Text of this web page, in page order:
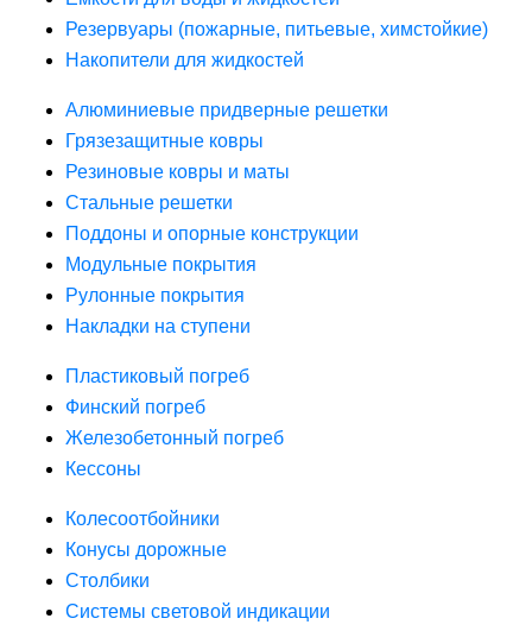
Резервуары (пожарные, питьевые, химстойкие)
Накопители для жидкостей
Алюминиевые придверные решетки
Грязезащитные ковры
Резиновые ковры и маты
Стальные решетки
Поддоны и опорные конструкции
Модульные покрытия
Рулонные покрытия
Накладки на ступени
Пластиковый погреб
Финский погреб
Железобетонный погреб
Кессоны
Колесоотбойники
Конусы дорожные
Столбики
Системы световой индикации